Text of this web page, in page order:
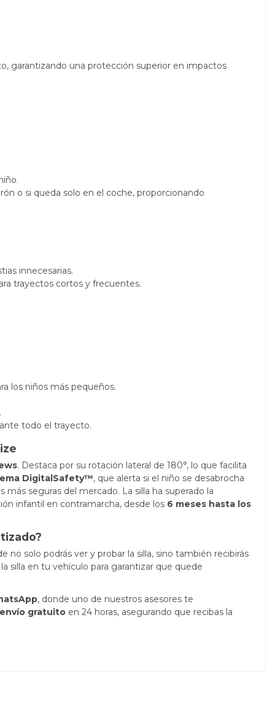
garantizando una protección superior en impactos
o si queda solo en el coche, proporcionando
innecesarias.
trayectos cortos y frecuentes.
los niños más pequeños.
todo el trayecto.
. Destaca por su rotación lateral de 180°, lo que facilita
DigitalSafety™, que alerta si el niño se desabrocha
seguras del mercado. La silla ha superado la
infantil en contramarcha, desde los 6 meses hasta los
solo podrás ver y probar la silla, sino también recibirás
silla en tu vehículo para garantizar que quede
, donde uno de nuestros asesores te
envío gratuito en 24 horas, asegurando que recibas la